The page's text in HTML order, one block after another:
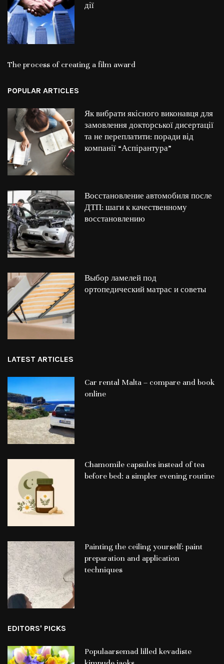
дії
The process of creating a film award
POPULAR ARTICLES
Як вибрати якісного виконавця для
замовлення докторської дисертації
та не переплатити: поради від
компанії “Аспірантура”
Восстановление автомобиля после
ДТП: шаги к качественному
восстановлению
Выбор ламелей под
ортопедический матрас и советы
LATEST ARTICLES
Car rental Malta – compare and book
online
Chamomile capsules instead of tea
before bed: a simpler evening routine
Painting the ceiling yourself: paint
preparation and application
techniques
EDITORS' PICKS
Populaarsemad lilled kevadiste